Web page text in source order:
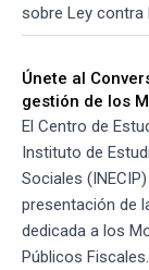
sobre Ley contra
Únete al
gestión de los
El Centro de
Instituto de
Sociales
presentación de
dedicada a los
Públicos Fiscales.